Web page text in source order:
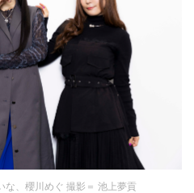
な、櫻川めぐ 撮影＝ 池上夢貢